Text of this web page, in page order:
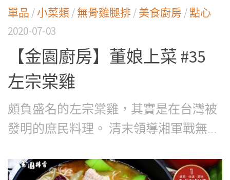
單品 /小菜類 /無骨雞腿排/美食廚房 /點心
2020-07-03
【金園廚房】董娘上菜 #35
左宗棠雞
頗負盛名的左宗棠雞，其實是在台灣被
發明的庶民料理。 清末領導湘軍戰無...